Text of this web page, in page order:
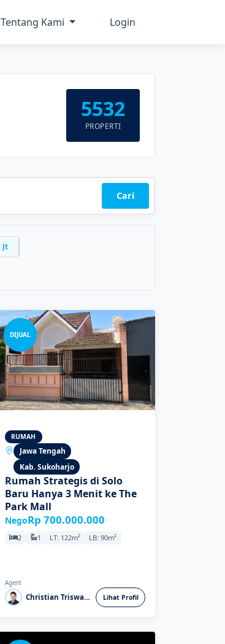
Tentang Kami Login
5532
PROPERTI
Cari
DIJUAL
RUMAH
Jawa Tengah
Kab. Sukoharjo
Rumah Strategis di Solo
Baru Hanya 3 Menit ke The
Park Mall
NegoRp 700.000.000
2 1 LT: 122m² LB: 90m²
Agent
Christian Triswanto Lihat Profil